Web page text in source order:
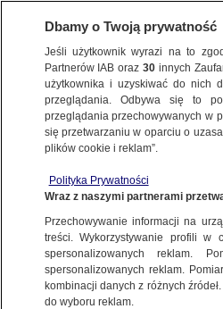
ŚWIAT
symbolem poświęcenia
wolności
27.09.2021, 17:24
Udostępnij
Dbamy o Twoją prywatność
Jeśli użytkownik wyrazi na to
Partnerów IAB oraz30 innych
użytkownika i uzyskiwać do nich
przeglądania. Odbywa się to
przeglądania przechowywanych w
się przetwarzaniu w oparciu o
plików cookie i reklam”.
Polityka Prywatności
Wraz z naszymi partnerami
Przechowywanie informacji na
treści. Wykorzystywanie profili w
spersonalizowanych reklam.
spersonalizowanych reklam.
kombinacji danych z różnych
do wyboru reklam.